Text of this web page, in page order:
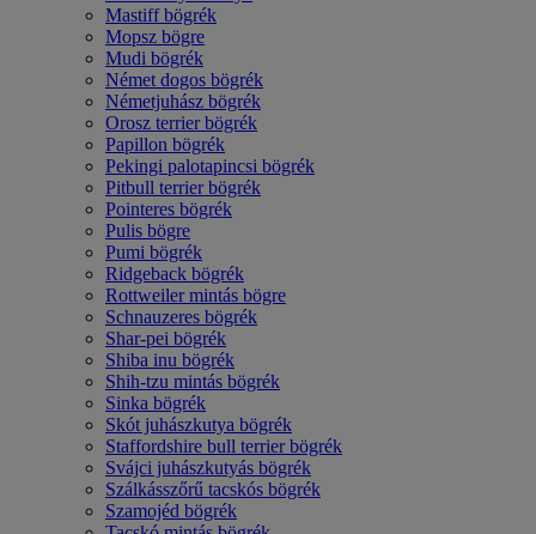
Mastiff bögrék
Mopsz bögre
Mudi bögrék
Német dogos bögrék
Németjuhász bögrék
Orosz terrier bögrék
Papillon bögrék
Pekingi palotapincsi bögrék
Pitbull terrier bögrék
Pointeres bögrék
Pulis bögre
Pumi bögrék
Ridgeback bögrék
Rottweiler mintás bögre
Schnauzeres bögrék
Shar-pei bögrék
Shiba inu bögrék
Shih-tzu mintás bögrék
Sinka bögrék
Skót juhászkutya bögrék
Staffordshire bull terrier bögrék
Svájci juhászkutyás bögrék
Szálkásszőrű tacskós bögrék
Szamojéd bögrék